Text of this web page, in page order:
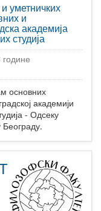
уметничких
и
академија
студија
године
основних
академији
- Одсеку
Београду.